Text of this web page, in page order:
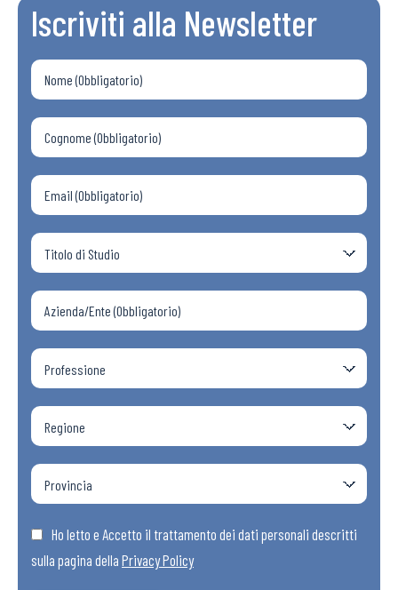
Iscriviti alla Newsletter
Ho letto e Accetto il trattamento dei dati personali descritti
sulla pagina della Privacy Policy